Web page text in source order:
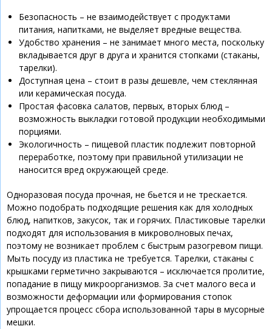
Безопасность – не взаимодействует с продуктами
питания, напитками, не выделяет вредные вещества.
Удобство хранения – не занимает много места, поскольку
вкладывается друг в друга и хранится стопками (стаканы,
тарелки).
Доступная цена – стоит в разы дешевле, чем стеклянная
или керамическая посуда.
Простая фасовка салатов, первых, вторых блюд –
возможность выкладки готовой продукции необходимыми
порциями.
Экологичность – пищевой пластик подлежит повторной
переработке, поэтому при правильной утилизации не
наносится вред окружающей среде.
Одноразовая посуда прочная, не бьется и не трескается.
Можно подобрать подходящие решения как для холодных
блюд, напитков, закусок, так и горячих. Пластиковые тарелки
подходят для использования в микроволновых печах,
поэтому не возникает проблем с быстрым разогревом пищи.
Мыть посуду из пластика не требуется. Тарелки, стаканы с
крышками герметично закрываются – исключается пролитие,
попадание в пищу микроорганизмов. За счет малого веса и
возможности деформации или формирования стопок
упрощается процесс сбора использованной тары в мусорные
мешки.